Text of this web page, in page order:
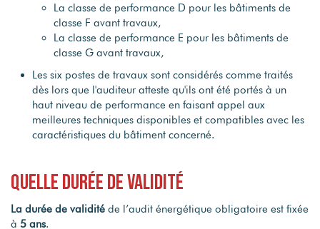
La classe de performance D pour les bâtiments de
classe F avant travaux,
La classe de performance E pour les bâtiments de
classe G avant travaux,
Les six postes de travaux sont considérés comme traités
dès lors que l'auditeur atteste qu'ils ont été portés à un
haut niveau de performance en faisant appel aux
meilleures techniques disponibles et compatibles avec les
caractéristiques du bâtiment concerné.
Quelle durée de validité
La durée de validité de l’audit énergétique obligatoire est fixée
à 5 ans.